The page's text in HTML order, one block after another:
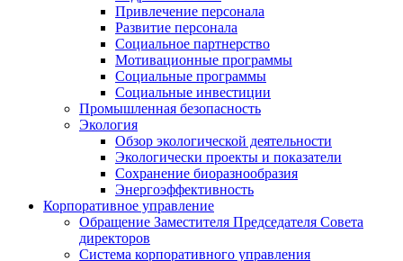
Привлечение персонала
Развитие персонала
Социальное партнерство
Мотивационные программы
Социальные программы
Социальные инвестиции
Промышленная безопасность
Экология
Обзор экологической деятельности
Экологически проекты и показатели
Сохранение биоразнообразия
Энергоэффективность
Корпоративное управление
Обращение Заместителя Председателя Совета
директоров
Система корпоративного управления